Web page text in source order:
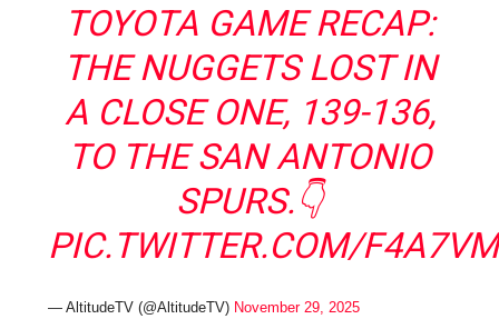
TOYOTA GAME RECAP:
THE NUGGETS LOST IN
A CLOSE ONE, 139-136,
TO THE SAN ANTONIO
SPURS.👇
PIC.TWITTER.COM/
— AltitudeTV (@AltitudeTV) November 29, 2025